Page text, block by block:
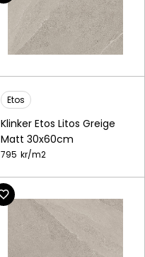
Etos
Klinker Etos Litos Greige
Matt 30x60cm
795 kr/m2